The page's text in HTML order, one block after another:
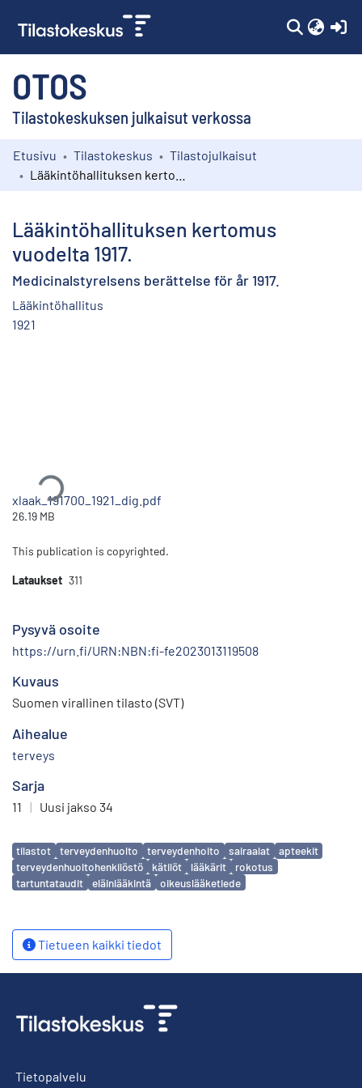
OTOS
Tilastokeskuksen julkaisut verkossa
Kokoelmat
Etusivu Tilastokeskus
Tilastojulkaisut
Lääkintöhallituksen kertomus
vuodelta 1917.
Medicinalstyrelsens berättelse för år 1917.
Lääkintöhallitus
1921
xlaak_191700_1921_dig.pdf
26.19 MB
This publication is copyrighted.
Lataukset 311
Pysyvä osoite
https://urn.fi/URN:NBN:fi-fe2023013119508
Kuvaus
Suomen virallinen tilasto (SVT)
Aihealue
terveys
Sarja
11 | Uusi jakso 34
Avainsanat
tilastot terveydenhuolto terveydenhoito sairaalat
apteekit
terveydenhuoltohenkilöstö
kätilöt lääkärit
rokotus
tartuntataudit
eläinlääkintä oikeuslääketiede
Tietueen kaikki tiedot
Tietopalvelu